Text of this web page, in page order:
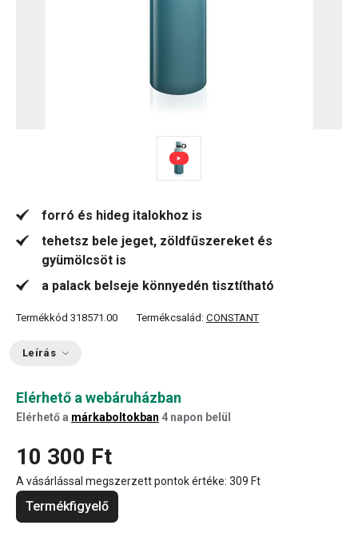
forró és hideg italokhoz is
tehetsz bele jeget, zöldfűszereket és
gyümölcsöt is
a palack belseje könnyedén tisztítható
Termékkód 318571.00 Termékcsalád: CONSTANT
Leírás
Elérhető a webáruházban
Elérhető a márkaboltokban 4 napon belül
10 300 Ft
A vásárlással megszerzett pontok értéke: 309 Ft
Termékfigyelő